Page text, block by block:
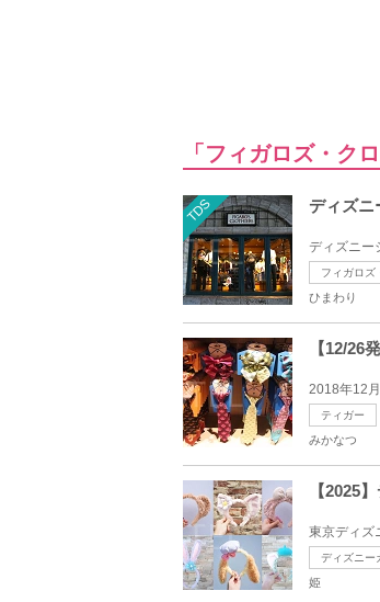
「フィガロズ・ク
TDS ディズニ
ディズニー
フィガロズ
ひまわり
【12/26
2018年12
ティガー
みかなつ
【2025
東京ディズ
ディズニー
姫